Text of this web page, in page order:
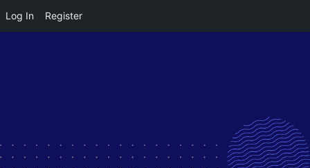
Log In Register